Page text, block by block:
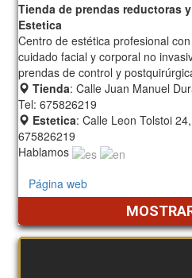
Tienda de prendas reductoras
Estetica
Centro de estética profesional
cuidado facial y corporal no
prendas de control y
Tienda: Calle Juan Manuel
Tel: 675826219
Estetica: Calle Leon Tolstoi
675826219
Hablamos
Página web